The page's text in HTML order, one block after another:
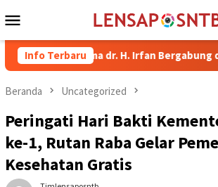
ke
Mobile
Info Terbaru
dr. H. Irfan Bergabung di Retreat
Beranda Uncategorized
Peringati Hari Bakti
ke-1, Rutan Raba Gelar
Kesehatan Gratis